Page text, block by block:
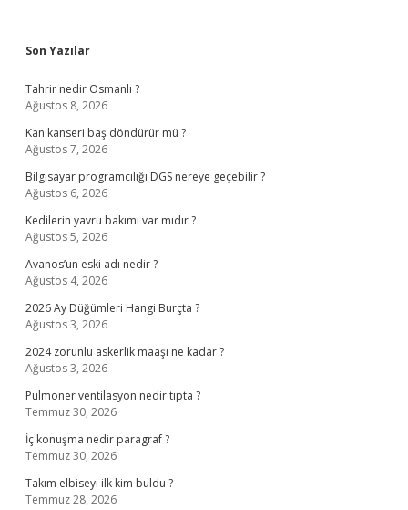
Sidebar
Son Yazılar
Tahrir nedir Osmanlı ?
Ağustos 8, 2026
Kan kanseri baş döndürür mü ?
Ağustos 7, 2026
Bilgisayar programcılığı DGS nereye geçebilir ?
Ağustos 6, 2026
Kedilerin yavru bakımı var mıdır ?
Ağustos 5, 2026
Avanos’un eski adı nedir ?
Ağustos 4, 2026
2026 Ay Düğümleri Hangi Burçta ?
Ağustos 3, 2026
2024 zorunlu askerlik maaşı ne kadar ?
Ağustos 3, 2026
Pulmoner ventilasyon nedir tıpta ?
Temmuz 30, 2026
İç konuşma nedir paragraf ?
Temmuz 30, 2026
Takım elbiseyi ilk kim buldu ?
Temmuz 28, 2026